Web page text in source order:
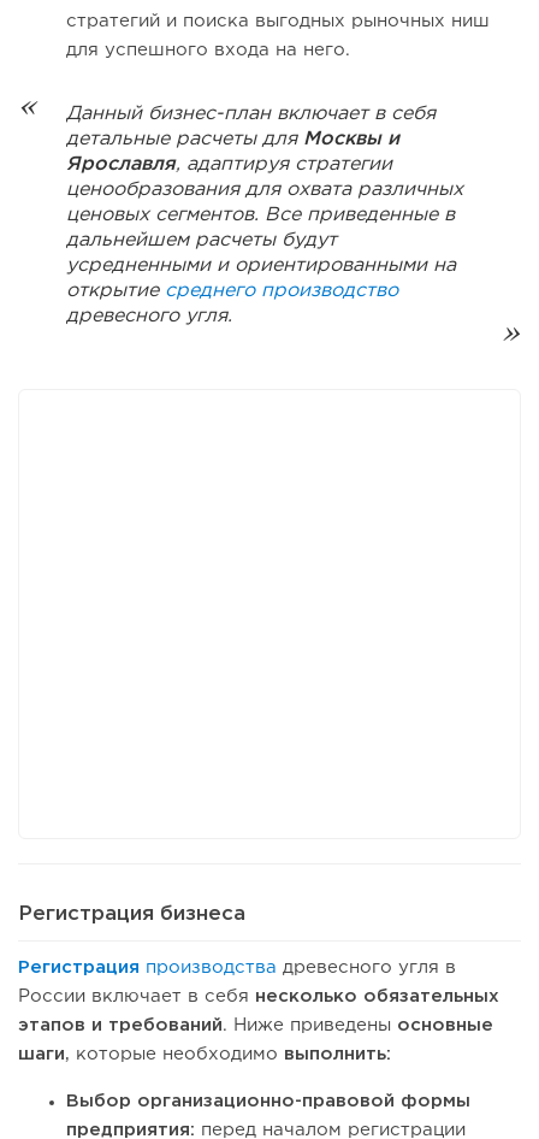
стратегий и поиска выгодных рыночных ниш
для успешного входа на него.
Данный бизнес-план включает в себя
детальные расчеты для Москвы и
Ярославля, адаптируя стратегии
ценообразования для охвата различных
ценовых сегментов. Все приведенные в
дальнейшем расчеты будут
усредненными и ориентированными на
открытие среднего производство
древесного угля.
Регистрация бизнеса
Регистрация производства древесного угля в
России включает в себя несколько обязательных
этапов и требований. Ниже приведены основные
шаги, которые необходимо выполнить:
Выбор организационно-правовой формы
предприятия: перед началом регистрации